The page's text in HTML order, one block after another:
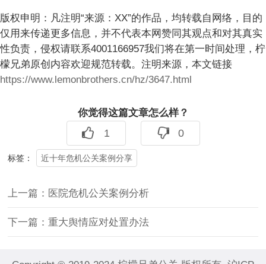
版权申明：凡注明“来源：XX”的作品，均转载自网络，目的
仅用来传递更多信息，并不代表本网赞同其观点和对其真实
性负责，侵权请联系4001166957我们将在第一时间处理，柠
檬兄弟原创内容欢迎规范转载。注明来源，本文链接
https://www.lemonbrothers.cn/hz/3647.html
你觉得这篇文章怎么样？
1 0
标签： 近十年危机公关案例分享
上一篇： 医院危机公关案例分析
下一篇：重大舆情应对处置办法